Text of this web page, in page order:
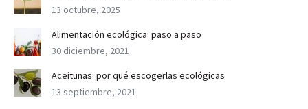
13 octubre, 2025
Alimentación ecológica: paso a paso
30 diciembre, 2021
Aceitunas: por qué escogerlas ecológicas
13 septiembre, 2021